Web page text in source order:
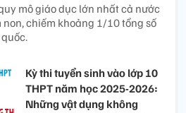
mô giáo dục lớn nhất cả nước
chiếm khoảng 1/10 tổng số
Kỳ thi tuyển sinh vào lớp 10
THPT năm học 2025-2026:
Những vật dụng không